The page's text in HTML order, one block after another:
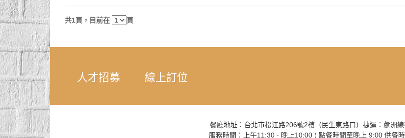
共1頁，目前在 頁
人才招募 線上訂位
餐廳地址：台北市松江路206號2樓（民生東路口）捷運：蘆洲
服務時間：上午11:30 - 晚上10:00 ( 點餐時間至晚上 9:00 供餐